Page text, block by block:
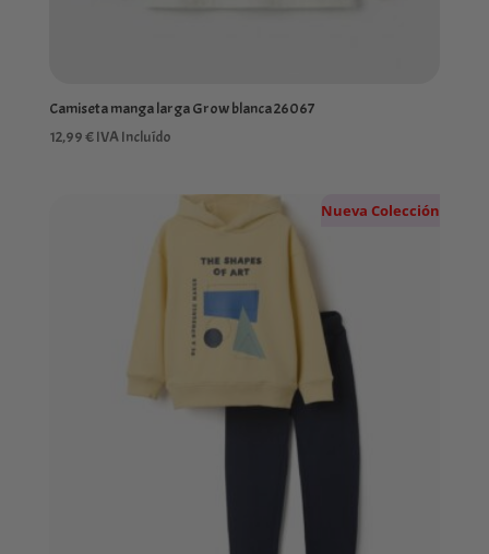
Camiseta manga larga Grow blanca 26067
12,99€IVA Incluído
Nueva Colección